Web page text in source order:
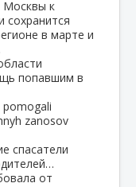
в марте и
попавшим в
спасатели
от